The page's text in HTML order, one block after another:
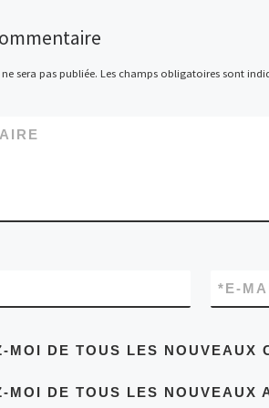
sera pas publiée. Les champs obligatoires sont
E-
*
MOI DE TOUS LES NOUVEAUX
MOI DE TOUS LES NOUVEAUX